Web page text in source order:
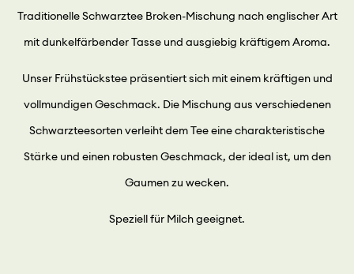
Traditionelle Schwarztee Broken-Mischung nach englischer Art
mit dunkelfärbender Tasse und ausgiebig kräftigem Aroma.
Unser Frühstückstee präsentiert sich mit einem kräftigen und
vollmundigen Geschmack. Die Mischung aus verschiedenen
Schwarzteesorten verleiht dem Tee eine charakteristische
Stärke und einen robusten Geschmack, der ideal ist, um den
Gaumen zu wecken.
Speziell für Milch geeignet.